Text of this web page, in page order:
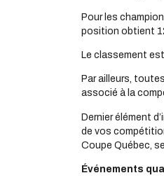
Pour les
position obtient
Le classement
Par ailleurs,
associé à la
Dernier élément
de vos
Coupe Québec,
Événements